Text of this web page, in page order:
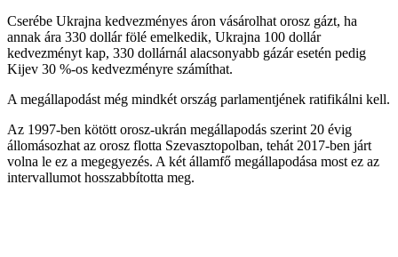
Cserébe Ukrajna kedvezményes áron vásárolhat orosz gázt, ha
annak ára 330 dollár fölé emelkedik, Ukrajna 100 dollár
kedvezményt kap, 330 dollárnál alacsonyabb gázár esetén pedig
Kijev 30 %-os kedvezményre számíthat.
A megállapodást még mindkét ország parlamentjének ratifikálni kell.
Az 1997-ben kötött orosz-ukrán megállapodás szerint 20 évig
állomásozhat az orosz flotta Szevasztopolban, tehát 2017-ben járt
volna le ez a megegyezés. A két államfő megállapodása most ez az
intervallumot hosszabbította meg.